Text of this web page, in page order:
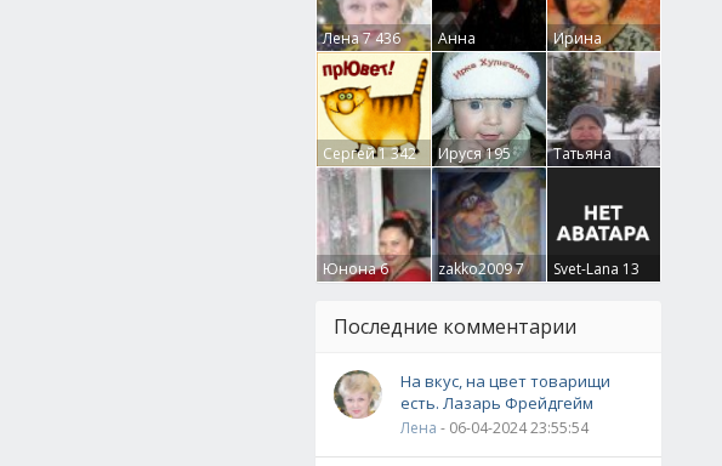
Лена7 436
Анна
Гумлевая0
Ирина
Бруцкая41
Сергей1 342 Ируся195
Татьяна
Крючкова0
Юнона6 zakko20097 Svet-Lana 13
Последние комментарии
На вкус, на цвет товарищи
есть. Лазарь Фрейдгейм
Лена - 06-04-2024 23:55:54